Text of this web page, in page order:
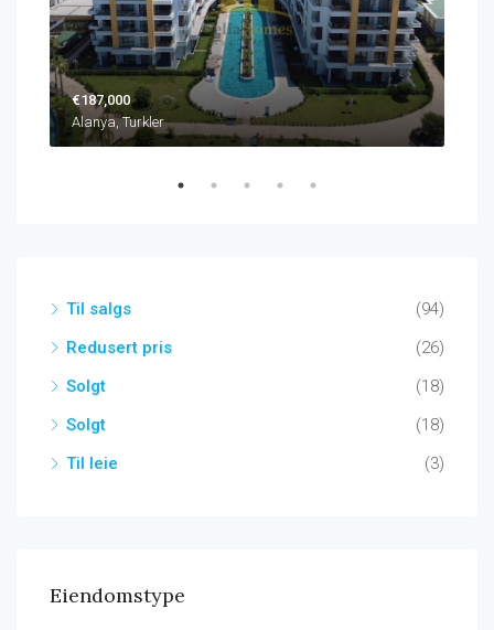
€187,000
Alanya, Turkler
Til salgs
(94)
Redusert pris
(26)
Solgt
(18)
Solgt
(18)
Til leie
(3)
Eiendomstype